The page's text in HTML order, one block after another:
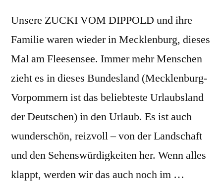
Unsere ZUCKI VOM DIPPOLD und ihre
Familie waren wieder in Mecklenburg, dieses
Mal am Fleesensee. Immer mehr Menschen
zieht es in dieses Bundesland (Mecklenburg-
Vorpommern ist das beliebteste Urlaubsland
der Deutschen) in den Urlaub. Es ist auch
wunderschön, reizvoll – von der Landschaft
und den Sehenswürdigkeiten her. Wenn alles
klappt, werden wir das auch noch im …